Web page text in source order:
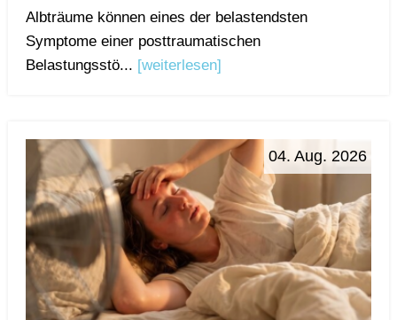
Albträume können eines der belastendsten
Symptome einer posttraumatischen
Belastungsstö... [weiterlesen]
04. Aug. 2026